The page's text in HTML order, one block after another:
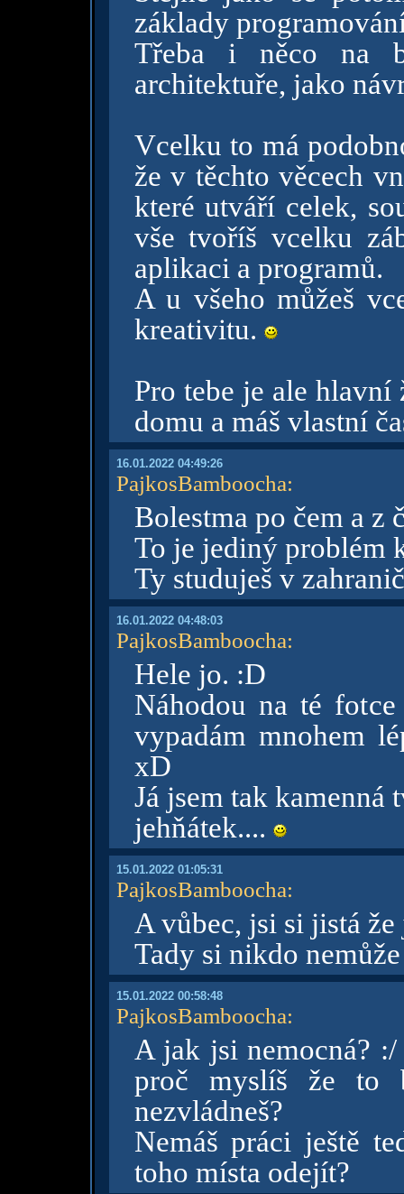
základy
Třeba i něco na
architektuře, jako
Vcelku to má
že v těchto věcech
které utváří celek,
vše tvoříš vcelku
aplikaci a programů.
A u všeho můžeš
kreativitu.
Pro tebe je ale hlavní
domu a máš vlastní
16.01.2022 04:49:26
PajkosBamboocha:
Bolestma po čem a z
To je jediný problém
Ty studuješ v
16.01.2022 04:48:03
PajkosBamboocha:
Hele jo. :D
Náhodou na té
vypadám mnohem
xD
Já jsem tak kamenná
jehňátek....
15.01.2022 01:05:31
PajkosBamboocha:
A vůbec, jsi si jistá
Tady si nikdo
15.01.2022 00:58:48
PajkosBamboocha:
A jak jsi nemocná?
proč myslíš že to
nezvládneš?
Nemáš práci ještě
toho místa odejít?